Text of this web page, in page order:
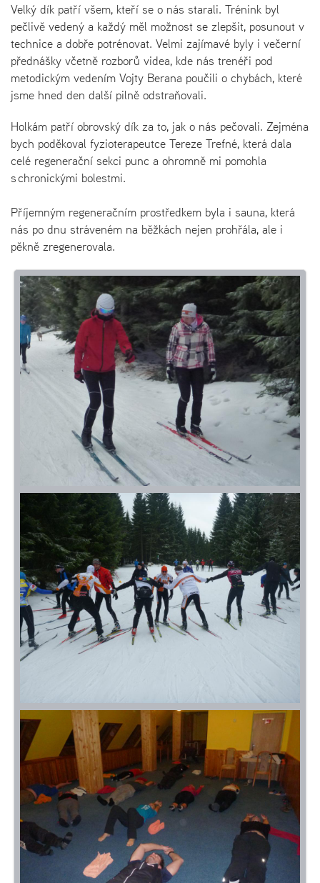
Velký dík patří všem, kteří se o nás starali. Trénink byl
pečlivě vedený a každý měl možnost se zlepšit, posunout v
technice a dobře potrénovat. Velmi zajímavé byly i večerní
přednášky včetně rozborů videa, kde nás trenéři pod
metodickým vedením Vojty Berana poučili o chybách, které
jsme hned den další pilně odstraňovali.
Holkám patří obrovský dík za to, jak o nás pečovali. Zejména
bych poděkoval fyzioterapeutce Tereze Trefné, která dala
celé regenerační sekci punc a ohromně mi pomohla
s chronickými bolestmi.
Příjemným regeneračním prostředkem byla i sauna, která
nás po dnu stráveném na běžkách nejen prohřála, ale i
pěkně zregenerovala.